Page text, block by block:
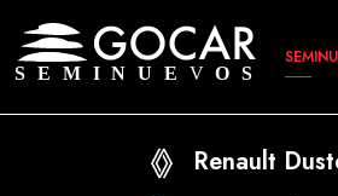
Renault